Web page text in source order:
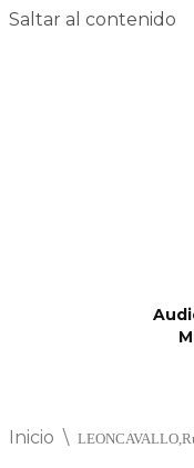
Saltar al contenido
Inicio \